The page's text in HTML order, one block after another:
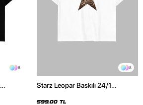
8 8
Starz Leopar Baskılı 24/1
599,00 TL